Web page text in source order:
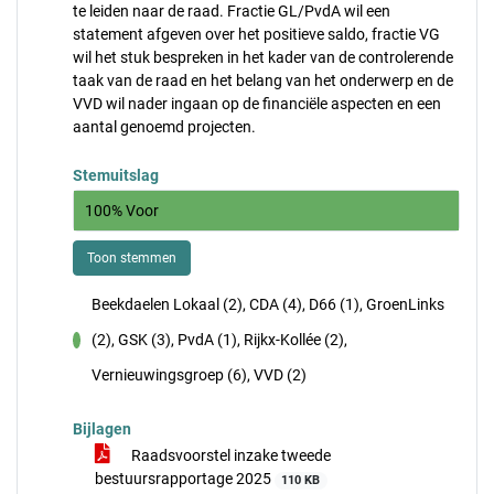
te leiden naar de raad. Fractie GL/PvdA wil een
statement afgeven over het positieve saldo, fractie VG
wil het stuk bespreken in het kader van de controlerende
taak van de raad en het belang van het onderwerp en de
VVD wil nader ingaan op de financiële aspecten en een
aantal genoemd projecten.
Stemuitslag
100% Voor
Toon stemmen
Beekdaelen Lokaal (2), CDA (4), D66 (1), GroenLinks
(2), GSK (3), PvdA (1), Rijkx-Kollée (2),
Vernieuwingsgroep (6), VVD (2)
Bijlagen
Raadsvoorstel inzake tweede
bestuursrapportage 2025
110 KB